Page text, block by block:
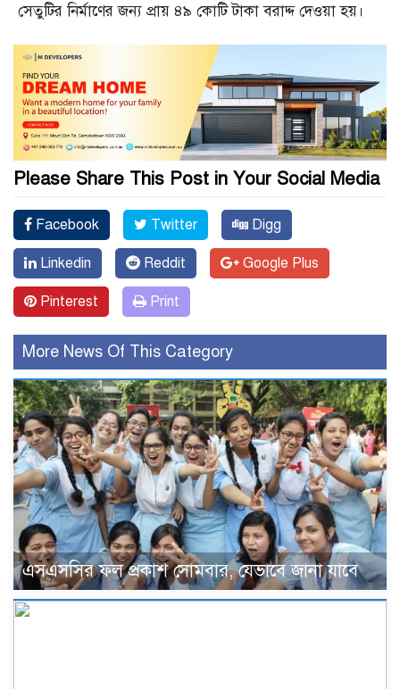
সেতুটির নির্মাণের জন্য প্রায় ৪৯ কোটি টাকা বরাদ্দ দেওয়া হয়।
Please Share This Post in Your Social Media
Facebook Twitter Digg
Linkedin Reddit Google Plus
Pinterest Print
More News Of This Category
এসএসসির ফল প্রকাশ সোমবার, যেভাবে জানা যাবে